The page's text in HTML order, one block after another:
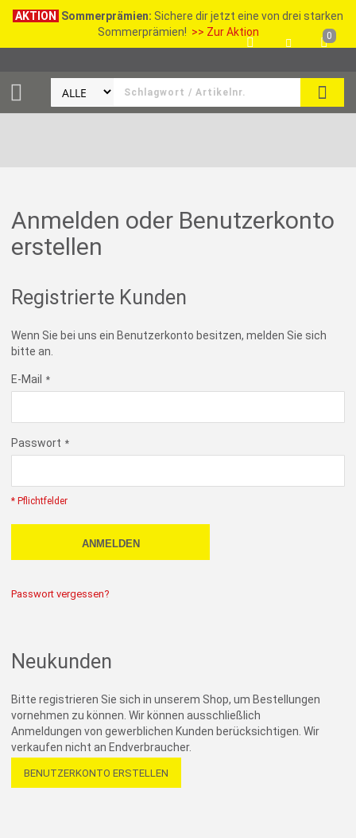
AKTION Sommerprämien: Sichere dir jetzt eine von drei starken
Sommerprämien! >> Zur Aktion 0
Anmelden oder Benutzerkonto
erstellen
Registrierte Kunden
Wenn Sie bei uns ein Benutzerkonto besitzen, melden Sie sich
bitte an.
E-Mail
Passwort
* Pflichtfelder
ANMELDEN
Passwort vergessen?
Neukunden
Bitte registrieren Sie sich in unserem Shop, um Bestellungen
vornehmen zu können. Wir können ausschließlich
Anmeldungen von gewerblichen Kunden berücksichtigen. Wir
verkaufen nicht an Endverbraucher.
BENUTZERKONTO ERSTELLEN